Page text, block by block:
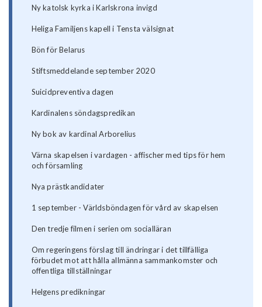
Ny katolsk kyrka i Karlskrona invigd
Heliga Familjens kapell i Tensta välsignat
Bön för Belarus
Stiftsmeddelande september 2020
Suicidpreventiva dagen
Kardinalens söndagspredikan
Ny bok av kardinal Arborelius
Värna skapelsen i vardagen - affischer med tips för hem
och församling
Nya prästkandidater
1 september - Världsböndagen för vård av skapelsen
Den tredje filmen i serien om socialläran
Om regeringens förslag till ändringar i det tillfälliga
förbudet mot att hålla allmänna sammankomster och
offentliga tillställningar
Helgens predikningar